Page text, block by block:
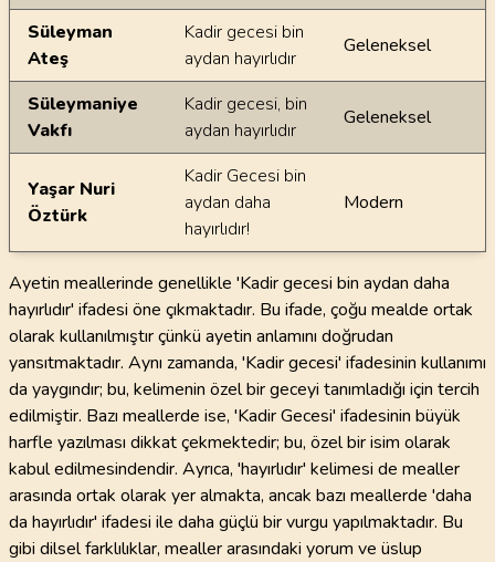
Süleyman
Ateş
Kadir gecesi bin
aydan hayırlıdır
Geleneksel
Süleymaniye
Vakfı
Kadir gecesi, bin
aydan hayırlıdır
Geleneksel
Yaşar Nuri
Öztürk
Kadir Gecesi bin
aydan daha
hayırlıdır!
Modern
Ayetin meallerinde genellikle 'Kadir gecesi bin aydan daha
hayırlıdır' ifadesi öne çıkmaktadır. Bu ifade, çoğu mealde ortak
olarak kullanılmıştır çünkü ayetin anlamını doğrudan
yansıtmaktadır. Aynı zamanda, 'Kadir gecesi' ifadesinin kullanımı
da yaygındır; bu, kelimenin özel bir geceyi tanımladığı için tercih
edilmiştir. Bazı meallerde ise, 'Kadir Gecesi' ifadesinin büyük
harfle yazılması dikkat çekmektedir; bu, özel bir isim olarak
kabul edilmesindendir. Ayrıca, 'hayırlıdır' kelimesi de mealler
arasında ortak olarak yer almakta, ancak bazı meallerde 'daha
da hayırlıdır' ifadesi ile daha güçlü bir vurgu yapılmaktadır. Bu
gibi dilsel farklılıklar, mealler arasındaki yorum ve üslup